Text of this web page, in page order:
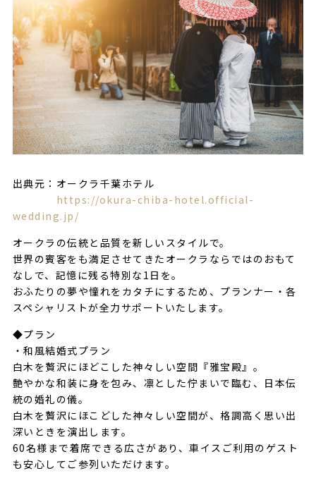
出典元：オークラ千葉ホテル
https://okura-chiba-hotel.official-
wedding.jp/
オークラの伝統と品質を新しいスタイルで。
世界の賓客をも満足させてきたオークラならではのおもて
なしで、記憶に残る特別な1日を。
おふたりの夢や憧れをカタチにするため、プランナー・各
スペシャリストが全力サポートいたします。
◆プラン
・和風結婚式プラン
白木を贅沢にほどこした神々しい空間『雅宝殿』。
艶やかな和装に身を包み、凛とした佇まいで臨む、日本伝
統の婚礼の儀。
白木を贅沢にほこどした神々しい空間が、格調高く思い出
深いときを演出します。
60名様まで着席できる広さがあり、車イスご利用のゲスト
も安心してご参列いただけます。